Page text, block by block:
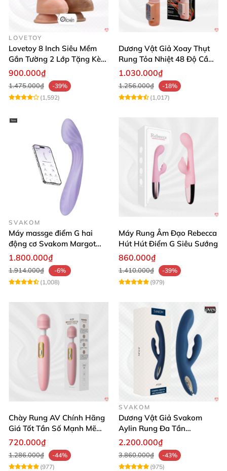
LOVETOY
Lovetoy 8 Inch Siêu Mềm
Gắn Tường 2 Lớp Tặng Kèm
Dầu Massage
900.000₫
1.475.000₫
-39%
(1,592)
Dương Vật Giả Xoay Thụt
Rung Tỏa Nhiệt 48 Độ Cầm
Tay Hot Bunny
1.030.000₫
1.256.000₫
-18%
(1,017)
SVAKOM
Máy massge điểm G hai
động cơ Svakom Margot
điều khiển qua app
1.800.000₫
1.914.000₫
-6%
(1,008)
Máy Rung Âm Đạo Rebecca
Hút Hút Điểm G Siêu Sướng
860.000₫
1.410.000₫
-39%
(979)
Chày Rung AV Chính Hãng
Giá Tốt Tần Số Mạnh Mẽ
Siêu Bền
720.000₫
1.286.000₫
-44%
(977)
SVAKOM
Dương Vật Giả Svakom
Aylin Rung Đa Tần
Massage Sung Sướng
2.200.000₫
3.860.000₫
-43%
(975)